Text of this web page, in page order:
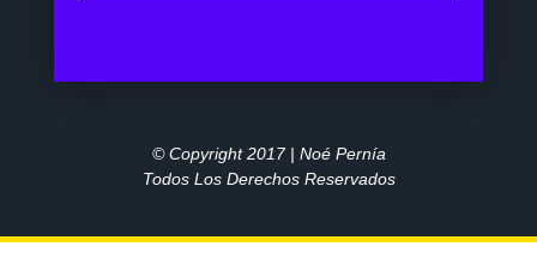
© Copyright 2017 | Noé Pernía
Todos Los Derechos Reservados